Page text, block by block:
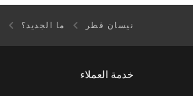
نيسان قطر ما الجديد؟
خدمة العملاء